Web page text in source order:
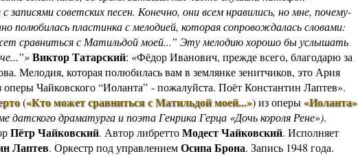
Предтеча «Встречи с песней»
записями советских песен. Конечно, они всем нравились, но мне, почему-
полюбилась пластинка с мелодией, которая сопровождалась словами:
сравниться с Матильдой моей...” Эту мелодию хорошо бы услышать
Виктор Татарский: «Фёдор Иванович, прежде всего, благодарю за
Мелодия, которая полюбилась вам в землянке зенитчиков, это Ария
оперы Чайковского “Иоланта” - пожалуйста. Поёт Константин Лаптев».
(«Кто может сравниться с Матильдой моей...») из оперы«Иоланта»
датского драматурга и поэта Генрика Герца «Дочь короля Рене»).
Пётр Чайковский. Автор либреттоМодест Чайковский. Исполняет
Лаптев. Оркестр под управлениемОсипа Брона. Запись 1948 года.